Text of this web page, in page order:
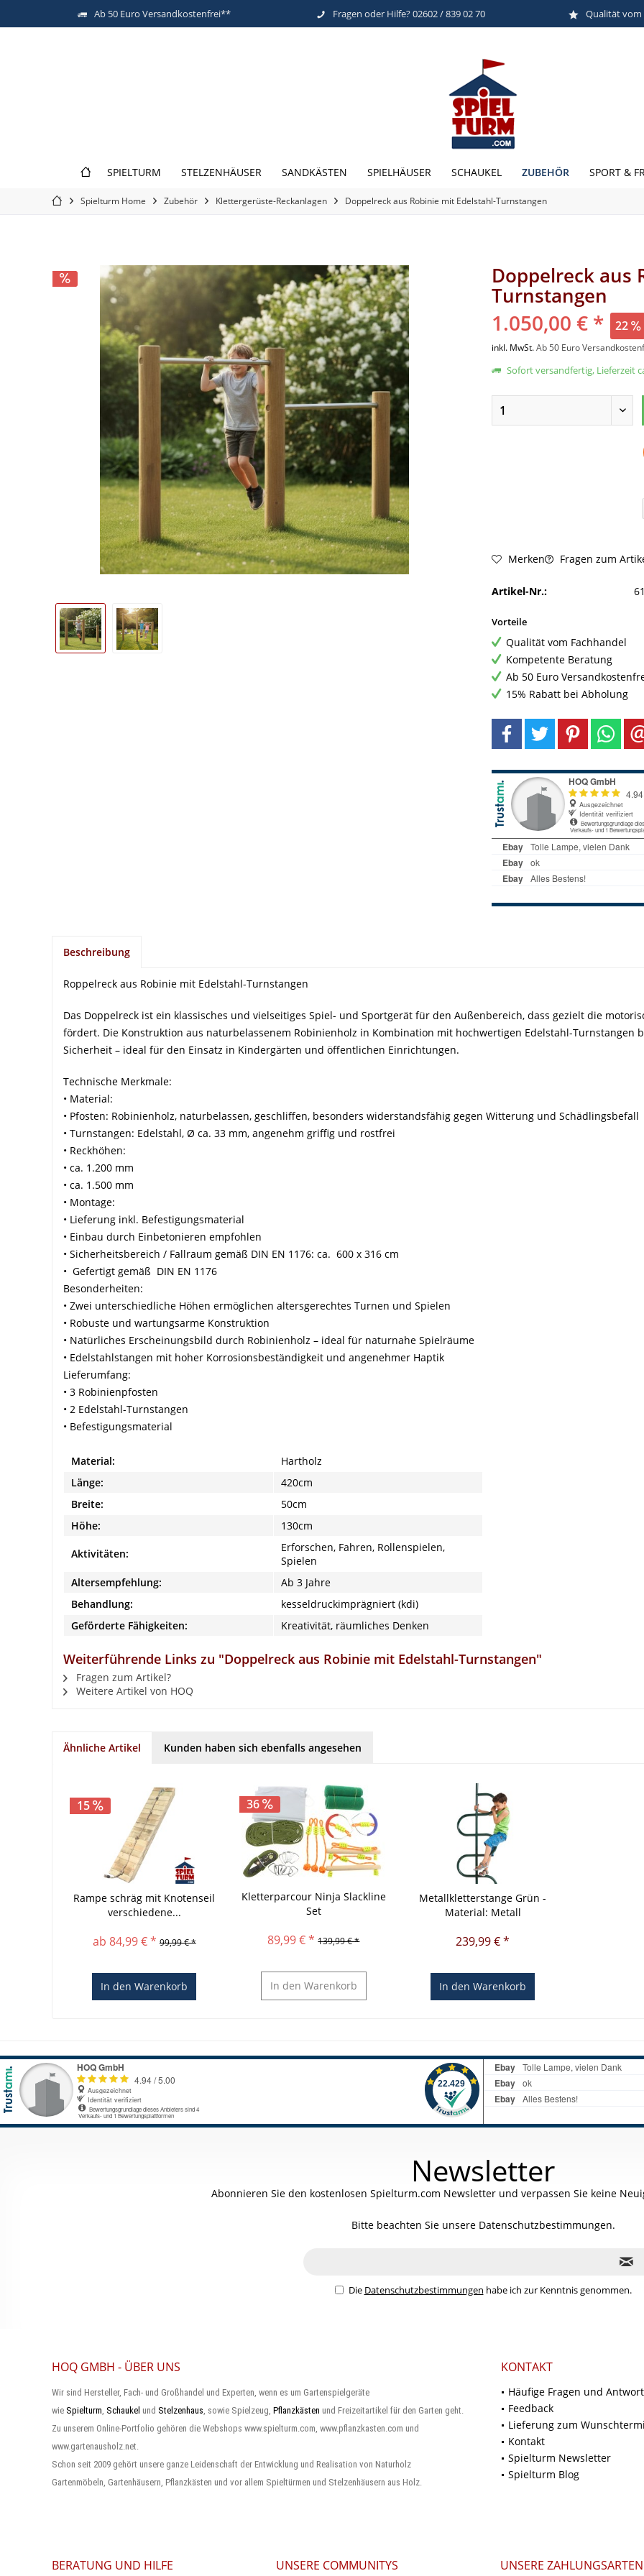
Ab 50 Euro Versandkostenfrei** Fragen oder Hilfe? 02602 / 839 02 70 Qualität vom
SPIELTURM STELZENHÄUSER SANDKÄSTEN SPIELHÄUSER SCHAUKEL ZUBEHÖR SPORT &
Spielturm Home Zubehör Klettergerüste-Reckanlagen Doppelreck aus Robinie mit Edelstahl-Turnstangen
Doppelreck aus
Turnstangen
1.050,00 € * 22
inkl. MwSt.Ab 50 Euro
Sofort versandfertig, Lieferzeit
Merken Fragen zum
Artikel-Nr.:
Vorteile
Qualität vom Fachhandel
Kompetente Beratung
Ab 50 Euro
15% Rabatt bei Abholung
Beschreibung
Roppelreck aus Robinie mit Edelstahl-Turnstangen
Das Doppelreck ist ein klassisches und vielseitiges Spiel- und Sportgerät für den Außenbereich, dass gezielt die
fördert. Die Konstruktion aus naturbelassenem Robinienholz in Kombination mit hochwertigen Edelstahl-Turnstangen
Sicherheit – ideal für den Einsatz in Kindergärten und öffentlichen Einrichtungen.
Technische Merkmale:
• Material:
• Pfosten: Robinienholz, naturbelassen, geschliffen, besonders widerstandsfähig gegen Witterung und Schädlingsbefall
• Turnstangen: Edelstahl, Ø ca. 33 mm, angenehm griffig und rostfrei
• Reckhöhen:
• ca. 1.200 mm
• ca. 1.500 mm
• Montage:
• Lieferung inkl. Befestigungsmaterial
• Einbau durch Einbetonieren empfohlen
• Sicherheitsbereich / Fallraum gemäß DIN EN 1176: ca. 600 x 316 cm
• Gefertigt gemäß DIN EN 1176
Besonderheiten:
• Zwei unterschiedliche Höhen ermöglichen altersgerechtes Turnen und Spielen
• Robuste und wartungsarme Konstruktion
• Natürliches Erscheinungsbild durch Robinienholz – ideal für naturnahe Spielräume
• Edelstahlstangen mit hoher Korrosionsbeständigkeit und angenehmer Haptik
Lieferumfang:
• 3 Robinienpfosten
• 2 Edelstahl-Turnstangen
• Befestigungsmaterial
Material:
Hartholz
Länge:
420cm
Breite:
50cm
Höhe:
130cm
Aktivitäten:
Erforschen, Fahren, Rollenspielen,
Spielen
Altersempfehlung:
Ab 3 Jahre
Behandlung:
kesseldruckimprägniert (kdi)
Geförderte Fähigkeiten:
Kreativität, räumliches Denken
Weiterführende Links zu "Doppelreck aus Robinie mit Edelstahl-Turnstangen"
Fragen zum Artikel?
Weitere Artikel von HOQ
Ähnliche Artikel Kunden haben sich ebenfalls angesehen
15
Rampe schräg mit Knotenseil
verschiedene...
ab 84,99 € * 99,99 € *
In den Warenkorb
36
Kletterparcour Ninja Slackline
Set
89,99 € * 139,99 € *
In den Warenkorb
Metallkletterstange Grün -
Material: Metall
239,99 € *
In den Warenkorb
Newsletter
Abonnieren Sie den kostenlosen Spielturm.com Newsletter und verpassen Sie keine
Bitte beachten Sie unsere Datenschutzbestimmungen.
Die Datenschutzbestimmungen habe ich zur Kenntnis genommen.
HOQ GMBH - ÜBER UNS
Wir sind Hersteller, Fach- und Großhandel und Experten, wenn es um Gartenspielgeräte
wie Spielturm Schaukel und Stelzenhaus , sowie Spielzeug, Pflanzkästen und Freizeitartikel für den Garten geht.
Zu unserem Online-Portfolio gehören die Webshops www.spielturm.com, www.pflanzkasten.com und
www.gartenausholz.net.
Schon seit 2009 gehört unsere ganze Leidenschaft der Entwicklung und Realisation von Naturholz
Gartenmöbeln, Gartenhäusern, Pflanzkästen und vor allem Spieltürmen und Stelzenhäusern aus Holz.
KONTAKT
Häufige Fragen und
Feedback
Lieferung zum
Kontakt
Spielturm Newsletter
Spielturm Blog
BERATUNG UND HILFE UNSERE COMMUNITYS UNSERE ZAHLUNGSARTEN